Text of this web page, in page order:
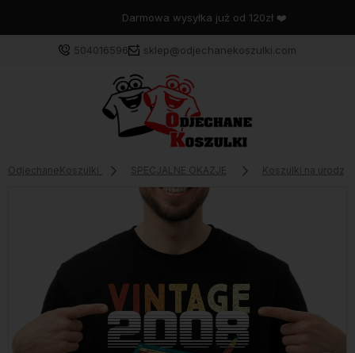
Darmowa wysyłka już od 120zł ❤️
504016596 sklep@odjechanekoszulki.com
OdjechaneKoszulki SPECJALNE OKAZJE Koszulki na